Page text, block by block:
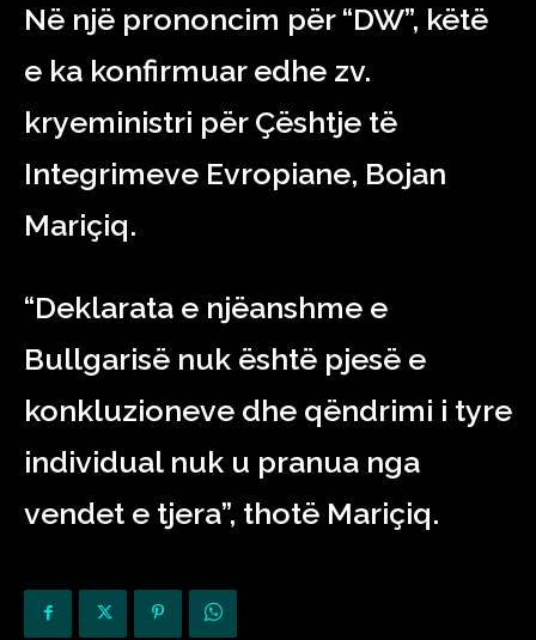
Në një prononcim për “DW”, këtë
e ka konfirmuar edhe zv.
kryeministri për Çështje të
Integrimeve Evropiane, Bojan
Mariçiq.
“Deklarata e njëanshme e
Bullgarisë nuk është pjesë e
konkluzioneve dhe qëndrimi i tyre
individual nuk u pranua nga
vendet e tjera”, thotë Mariçiq.